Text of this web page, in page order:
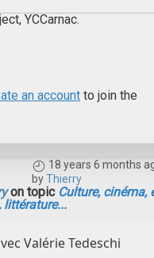
YCCarnac.
an account to join the
18 years 6 months
byThierry
on topic Culture, cinéma,
littérature...
Valérie Tedeschi